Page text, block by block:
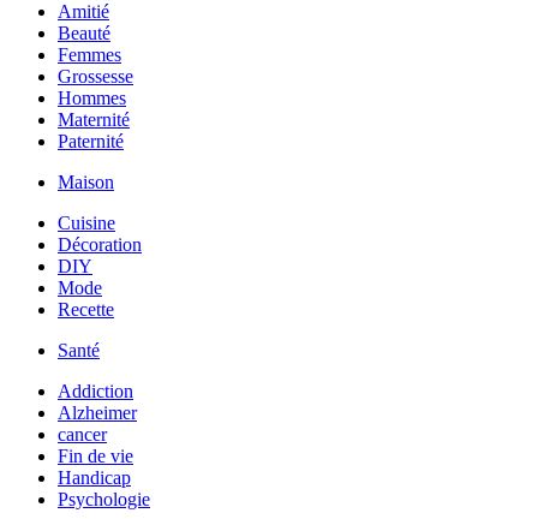
Amitié
Beauté
Femmes
Grossesse
Hommes
Maternité
Paternité
Maison
Cuisine
Décoration
DIY
Mode
Recette
Santé
Addiction
Alzheimer
cancer
Fin de vie
Handicap
Psychologie